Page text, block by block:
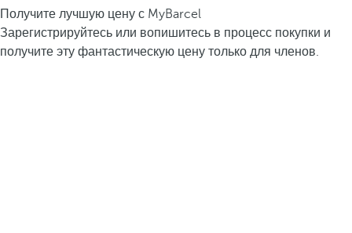
Получите лучшую цену с MyBarcel
Зарегистрируйтесь или вопишитесь в процесс покупки и
получите эту фантастическую цену только для членов.